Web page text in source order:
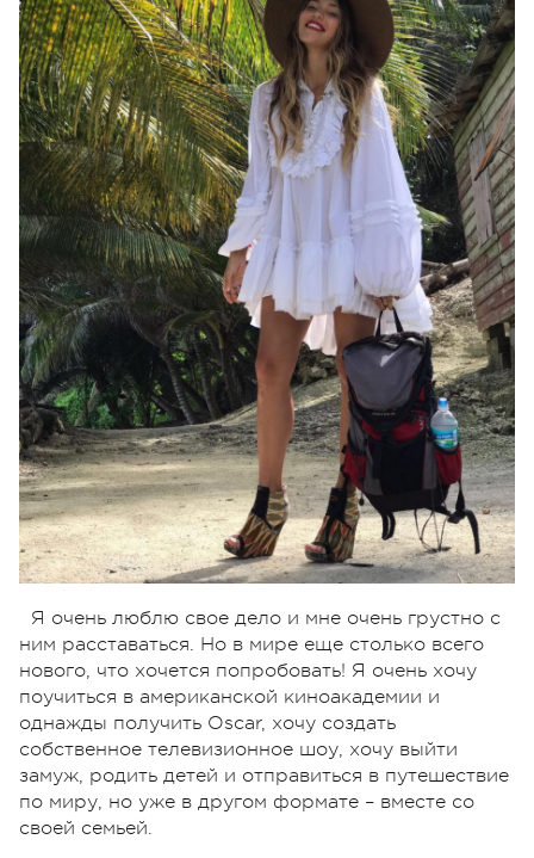
Я очень люблю свое дело и мне очень грустно с
ним расставаться. Но в мире еще столько всего
нового, что хочется попробовать! Я очень хочу
поучиться в американской киноакадемии и
однажды получить Oscar, хочу создать
собственное телевизионное шоу, хочу выйти
замуж, родить детей и отправиться в путешествие
по миру, но уже в другом формате – вместе со
своей семьей.